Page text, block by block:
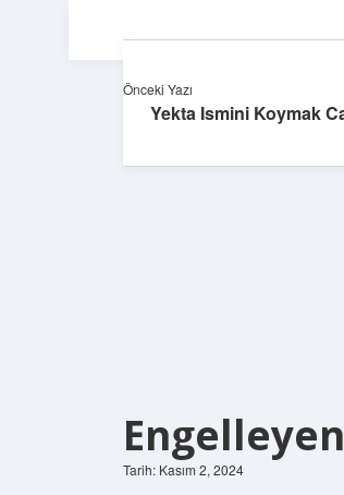
Tarih: Kasım 2, 2024
Önceki Yazı
Yekta Ismini Koymak